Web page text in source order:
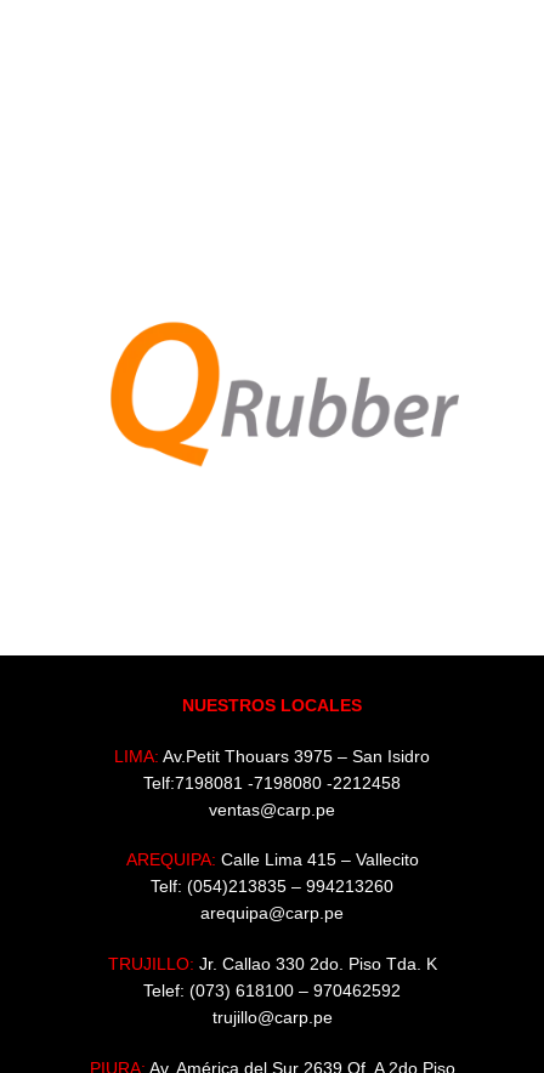
NUESTROS LOCALES
LIMA: Av.Petit Thouars 3975 – San Isidro
Telf:7198081 -7198080 -2212458
ventas@carp.pe
AREQUIPA: Calle Lima 415 – Vallecito
Telf: (054)213835 – 994213260
arequipa@carp.pe
TRUJILLO: Jr. Callao 330 2do. Piso Tda. K
Telef: (073) 618100 – 970462592
trujillo@carp.pe
PIURA: Av. América del Sur 2639 Of. A 2do Piso